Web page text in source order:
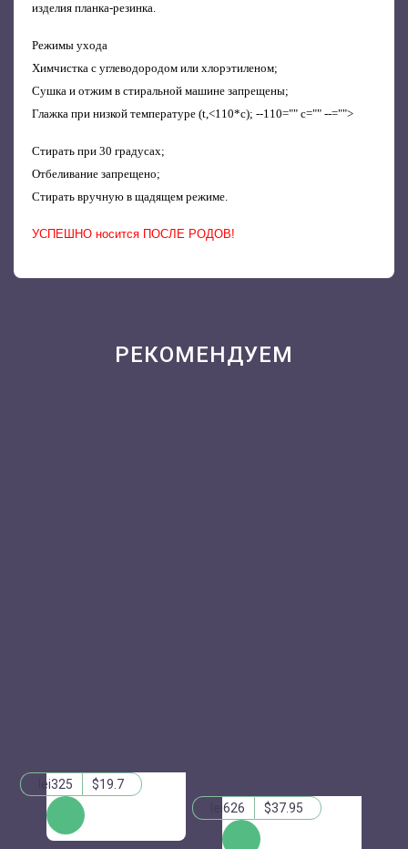
изделия планка-резинка.
Режимы ухода
Химчистка с углеводородом или хлорэтиленом;
Сушка и отжим в cтиральной машине запрещены;
Глажка при низкой температуре (t,<110*c); --110="" c="" --="">
Стирать при 30 градусах;
Отбеливание запрещено;
Стирать вручную в щадящем режиме.
УСПЕШНО носится ПОСЛЕ РОДОВ!
РЕКОМЕНДУЕМ
lei325 $19.7
КУПИТЬ lei626 $37.95
КУПИТЬ